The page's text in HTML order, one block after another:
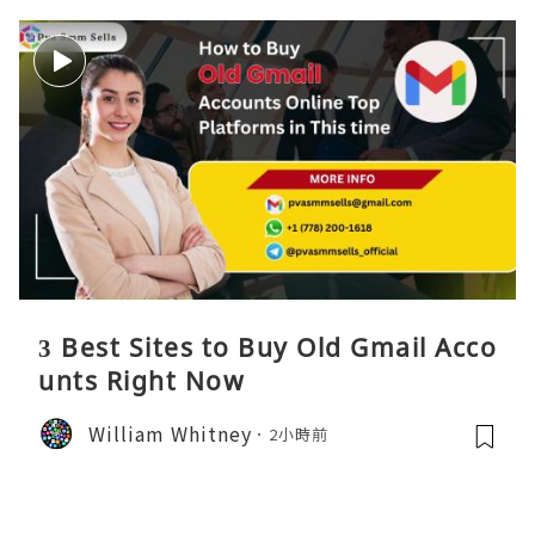
3 Best Sites to Buy Old Gmail Acco
unts Right Now
William Whitney 2小時前